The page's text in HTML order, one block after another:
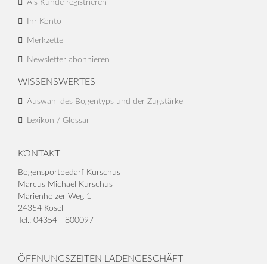
Als Kunde registrieren
Ihr Konto
Merkzettel
Newsletter abonnieren
WISSENSWERTES
Auswahl des Bogentyps und der Zugstärke
Lexikon / Glossar
KONTAKT
Bogensportbedarf Kurschus
Marcus Michael Kurschus
Marienholzer Weg 1
24354 Kosel
Tel.: 04354 - 800097
ÖFFNUNGSZEITEN LADENGESCHÄFT